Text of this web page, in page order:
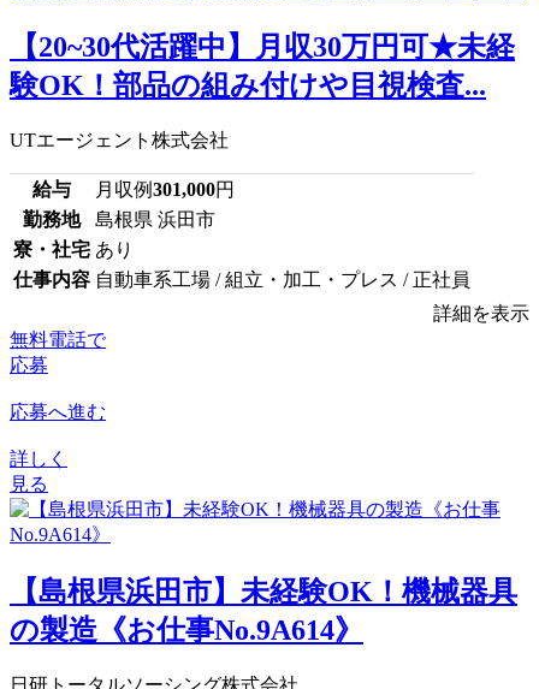
【20~30代活躍中】月収30万円可★未経
験OK！部品の組み付けや目視検査...
UTエージェント株式会社
給与 月収例301,000円
勤務地
島根県 浜田市
寮・社宅 あり
仕事内容 自動車系工場 / 組立・加工・プレス / 正社員
詳細を表示
無料電話で
応募
応募へ進む
詳しく
見る
【島根県浜田市】未経験OK！機械器具
の製造《お仕事No.9A614》
日研トータルソーシング株式会社